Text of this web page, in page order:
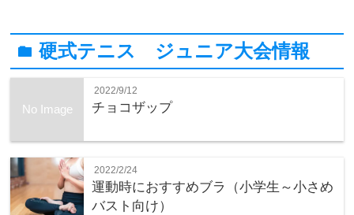
folder硬式テニス ジュニア大会情報
No Image
2022/9/12
チョコザップ
2022/2/24
運動時におすすめブラ（小学生～小さめ
バスト向け）